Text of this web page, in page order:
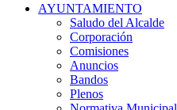
AYUNTAMIENTO
Saludo del Alcalde
Corporación
Comisiones
Anuncios
Bandos
Plenos